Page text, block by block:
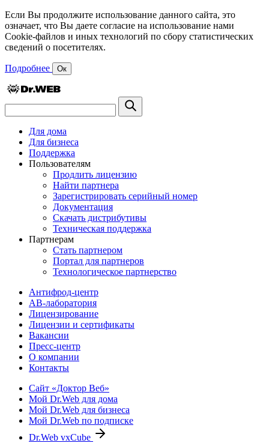
Если Вы продолжите использование данного сайта, это
означает, что Вы даете согласие на использование нами
Cookie-файлов и иных технологий по сбору статистических
сведений о посетителях.
Подробнее Ок
Для дома
Для бизнеса
Поддержка
Пользователям
Продлить лицензию
Найти партнера
Зарегистрировать серийный номер
Документация
Скачать дистрибутивы
Техническая поддержка
Партнерам
Стать партнером
Портал для партнеров
Технологическое партнерство
Антифрод-центр
АВ-лаборатория
Лицензирование
Лицензии и сертификаты
Вакансии
Пресс-центр
О компании
Контакты
Сайт «Доктор Веб»
Мой Dr.Web для дома
Мой Dr.Web для бизнеса
Мой Dr.Web по подписке
Dr.Web vxCube